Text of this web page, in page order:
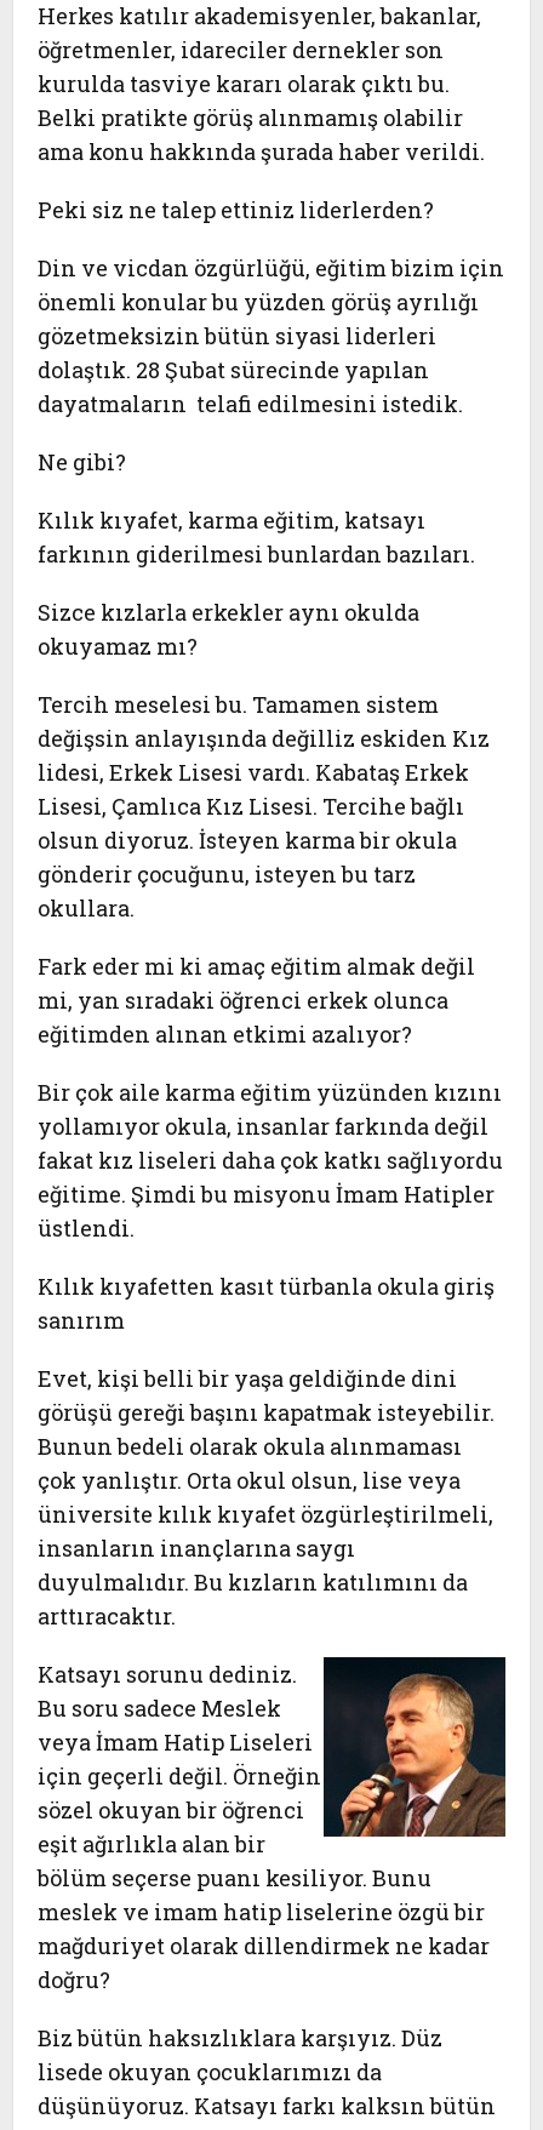
Herkes katılır akademisyenler, bakanlar,
öğretmenler, idareciler dernekler son
kurulda tasviye kararı olarak çıktı bu.
Belki pratikte görüş alınmamış olabilir
ama konu hakkında şurada haber verildi.
Peki siz ne talep ettiniz liderlerden?
Din ve vicdan özgürlüğü, eğitim bizim için
önemli konular bu yüzden görüş ayrılığı
gözetmeksizin bütün siyasi liderleri
dolaştık. 28 Şubat sürecinde yapılan
dayatmaların telafi edilmesini istedik.
Ne gibi?
Kılık kıyafet, karma eğitim, katsayı
farkının giderilmesi bunlardan bazıları.
Sizce kızlarla erkekler aynı okulda
okuyamaz mı?
Tercih meselesi bu. Tamamen sistem
değişsin anlayışında değilliz eskiden Kız
lidesi, Erkek Lisesi vardı. Kabataş Erkek
Lisesi, Çamlıca Kız Lisesi. Tercihe bağlı
olsun diyoruz. İsteyen karma bir okula
gönderir çocuğunu, isteyen bu tarz
okullara.
Fark eder mi ki amaç eğitim almak değil
mi, yan sıradaki öğrenci erkek olunca
eğitimden alınan etkimi azalıyor?
Bir çok aile karma eğitim yüzünden kızını
yollamıyor okula, insanlar farkında değil
fakat kız liseleri daha çok katkı sağlıyordu
eğitime. Şimdi bu misyonu İmam Hatipler
üstlendi.
Kılık kıyafetten kasıt türbanla okula giriş
sanırım
Evet, kişi belli bir yaşa geldiğinde dini
görüşü gereği başını kapatmak isteyebilir.
Bunun bedeli olarak okula alınmaması
çok yanlıştır. Orta okul olsun, lise veya
üniversite kılık kıyafet özgürleştirilmeli,
insanların inançlarına saygı
duyulmalıdır. Bu kızların katılımını da
arttıracaktır.
Katsayı sorunu dediniz.
Bu soru sadece Meslek
veya İmam Hatip Liseleri
için geçerli değil. Örneğin
sözel okuyan bir öğrenci
eşit ağırlıkla alan bir
bölüm seçerse puanı kesiliyor. Bunu
meslek ve imam hatip liselerine özgü bir
mağduriyet olarak dillendirmek ne kadar
doğru?
Biz bütün haksızlıklara karşıyız. Düz
lisede okuyan çocuklarımızı da
düşünüyoruz. Katsayı farkı kalksın bütün